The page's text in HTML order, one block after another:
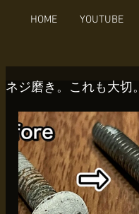
HOME YOUTUBE
ネジ磨き。これも大切。